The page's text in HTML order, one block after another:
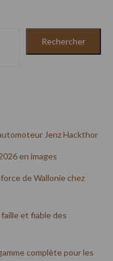
Rechercher
Jenz Hackthor
en images
de Wallonie chez
et fiable des
complète pour les